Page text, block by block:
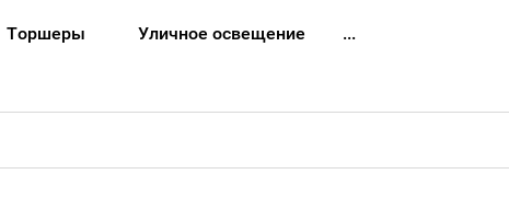
Торшеры Уличное освещение ...